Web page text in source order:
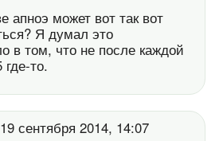
апноэ может вот так вот
Я думал это
в том, что не после каждой
где-то.
19 сентября 2014, 14:07